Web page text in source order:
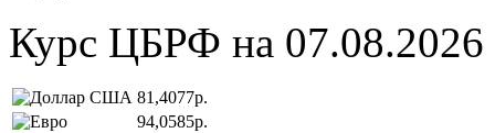
Курс ЦБРФ на 07.08.2026
81,4077р.
94,0585р.